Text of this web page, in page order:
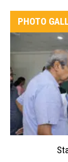
PHOTO